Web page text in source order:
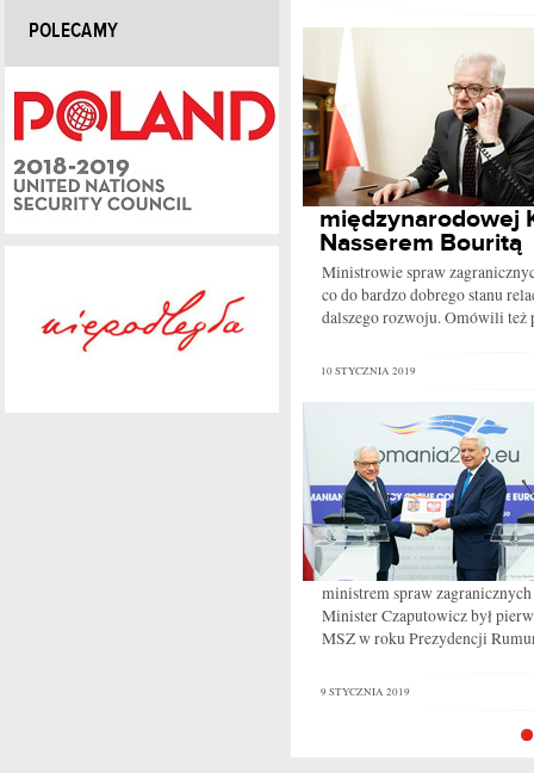
POLECAMY
międzynarodowej
Nasserem Bouritą
Ministrowie spraw
co do bardzo dobrego stanu
dalszego rozwoju. Omówili też
10 STYCZNIA 2019
ministrem spraw
‎Minister Czaputowicz był
MSZ w roku Prezydencji
9 STYCZNIA 2019